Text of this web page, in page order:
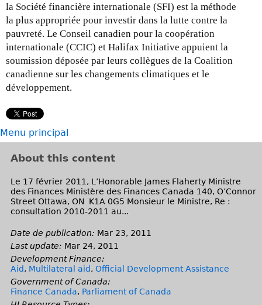
la Société financière internationale (SFI) est la méthode
la plus appropriée pour investir dans la lutte contre la
pauvreté. Le Conseil canadien pour la coopération
internationale (CCIC) et Halifax Initiative appuient la
soumission déposée par leurs collègues de la Coalition
canadienne sur les changements climatiques et le
développement.
Menu principal
About this content
Le 17 février 2011, L’Honorable James Flaherty Ministre
des Finances Ministère des Finances Canada 140, O’Connor
Street Ottawa, ON K1A 0G5 Monsieur le Ministre, Re :
consultation 2010-2011 au...
Date de publication: Mar 23, 2011
Last update: Mar 24, 2011
Development Finance:
Aid, Multilateral aid, Official Development Assistance
Government of Canada:
Finance Canada, Parliament of Canada